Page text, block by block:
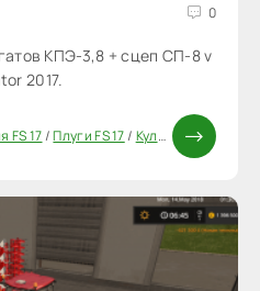
0
КПЭ-3,8 + сцеп СП-8 v
2017.
FS 17/Плуги FS 17/ Культиваторы для FS17